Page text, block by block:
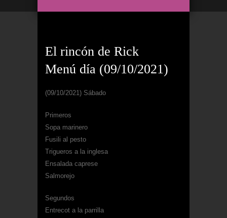
El rincón de Rick
Menú día (09/10/2021)
(09/10/2021) Sábado
Primeros
Sopa marinero
Fusili al pesto
Trigueros a la inglesa
Ensalada caprese
Salmorejo
Segundos
Entrecot a la parrilla